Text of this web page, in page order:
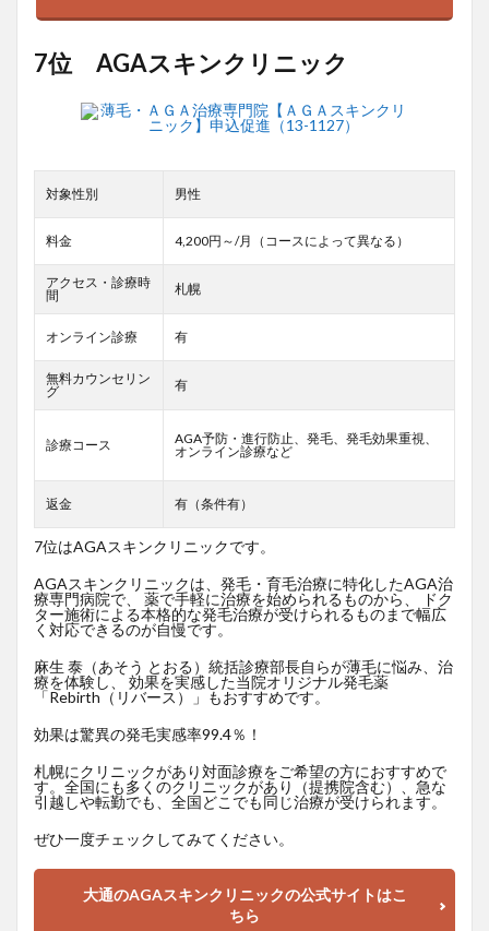
7位 AGAスキンクリニック
対象性別 男性
料金 4,200円～/月（コースによって異なる）
アクセス・診療時
間
札幌
オンライン診療 有
無料カウンセリン
グ
有
診療コース
AGA予防・進行防止、発毛、発毛効果重視、
オンライン診療など
返金 有（条件有）
7位はAGAスキンクリニックです。
AGAスキンクリニックは、発毛・育毛治療に特化したAGA治
療専門病院で、 薬で手軽に治療を始められるものから、 ドク
ター施術による本格的な発毛治療が受けられるものまで幅広
く対応できるのが自慢です。
麻生 泰（あそう とおる）統括診療部長自らが薄毛に悩み、治
療を体験し、 効果を実感した当院オリジナル発毛薬
「Rebirth（リバース）」もおすすめです。
効果は驚異の発毛実感率99.4％！
札幌にクリニックがあり対面診療をご希望の方におすすめで
す。全国にも多くのクリニックがあり（提携院含む）、急な
引越しや転勤でも、全国どこでも同じ治療が受けられます。
ぜひ一度チェックしてみてください。
大通のAGAスキンクリニックの公式サイトはこ
ちら